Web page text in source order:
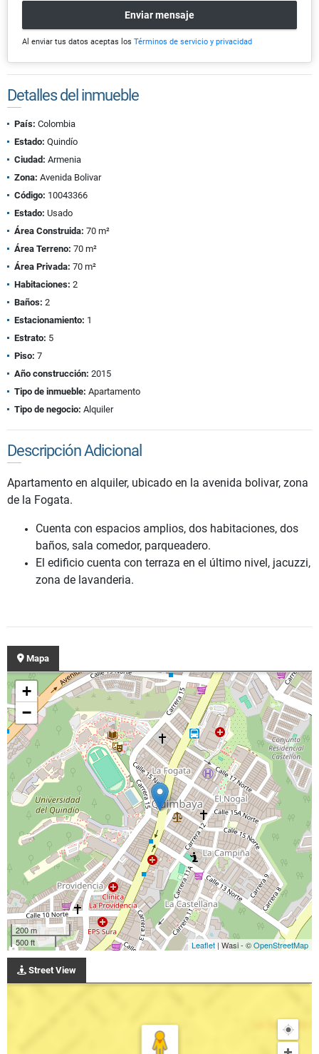
Enviar mensaje
Al enviar tus datos aceptas los Términos de servicio y privacidad
Detalles del inmueble
País: Colombia
Estado: Quindío
Ciudad: Armenia
Zona: Avenida Bolivar
Código: 10043366
Estado: Usado
Área Construida: 70 m²
Área Terreno: 70 m²
Área Privada: 70 m²
Habitaciones: 2
Baños: 2
Estacionamiento: 1
Estrato: 5
Piso: 7
Año construcción: 2015
Tipo de inmueble: Apartamento
Tipo de negocio: Alquiler
Descripción Adicional
Apartamento en alquiler, ubicado en la avenida bolivar, zona
de la Fogata.
Cuenta con espacios amplios, dos habitaciones, dos
baños, sala comedor, parqueadero.
El edificio cuenta con terraza en el último nivel, jacuzzi,
zona de lavanderia.
Mapa
+
−
200 m
500 ft
Leaflet | Wasi - ©OpenStreetMap
Street View